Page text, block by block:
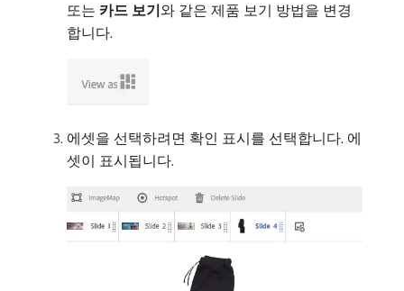
또는 카드 보기​와 같은 제품 보기 방법을 변경
합니다.
에셋을 선택하려면 확인 표시를 선택합니다. 에
셋이 표시됩니다.